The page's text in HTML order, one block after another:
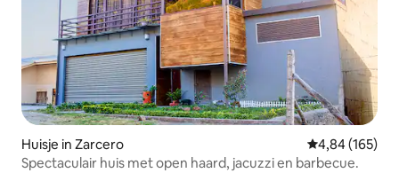
Huisje in Zarcero Gemiddelde
4,84 (165)
Spectaculair huis met open haard, jacuzzi en barbecue.